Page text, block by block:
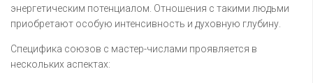
энергетическим потенциалом. Отношения с такими людьми
приобретают особую интенсивность и духовную глубину.
Специфика союзов с мастер-числами проявляется в
нескольких аспектах: